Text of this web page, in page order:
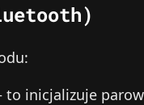
to inicjalizuje